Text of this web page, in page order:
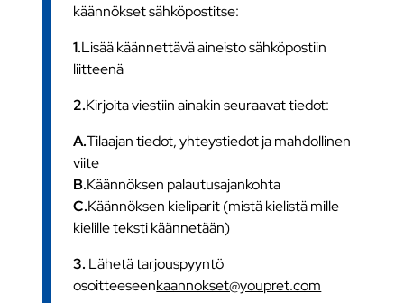
käännökset sähköpostitse:
1.Lisää käännettävä aineisto sähköpostiin
liitteenä
2.Kirjoita viestiin ainakin seuraavat tiedot:
A.Tilaajan tiedot, yhteystiedot ja mahdollinen
viite
B.Käännöksen palautusajankohta
C.Käännöksen kieliparit (mistä kielistä mille
kielille teksti käännetään)
3. Lähetä tarjouspyyntö
osoitteeseenkaannokset@youpret.com